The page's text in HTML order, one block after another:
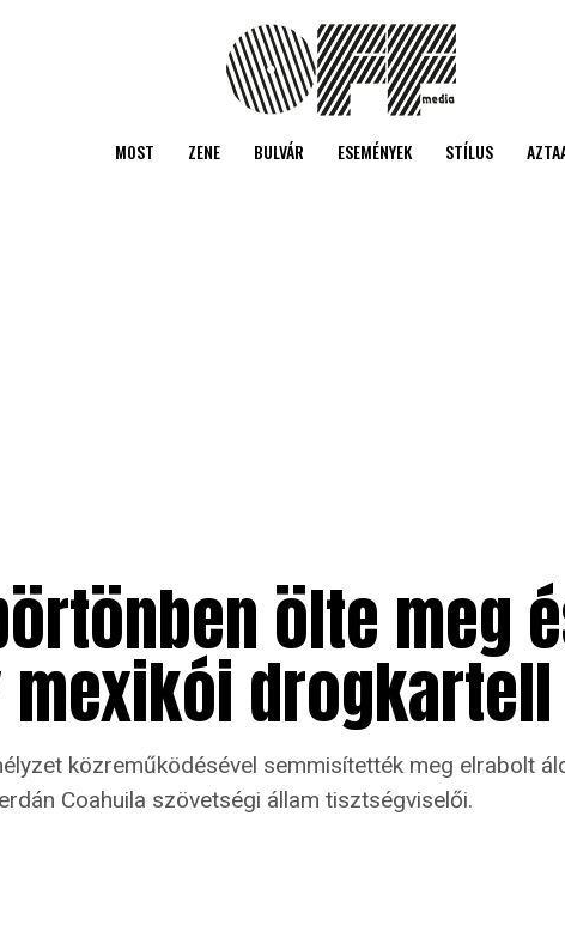
MOST ZENE BULVÁR ESEMÉNYEK STÍLUS
ölte meg
drogkartell
közreműködésével semmisítették meg elrabolt
Coahuila szövetségi állam tisztségviselői.